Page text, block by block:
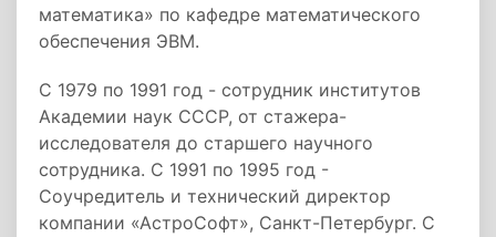
математика» по кафедре математического
обеспечения ЭВМ.
С 1979 по 1991 год - сотрудник институтов
Академии наук СССР, от стажера-
исследователя до старшего научного
сотрудника. С 1991 по 1995 год -
Соучредитель и технический директор
компании «АстроСофт», Санкт-Петербург. С